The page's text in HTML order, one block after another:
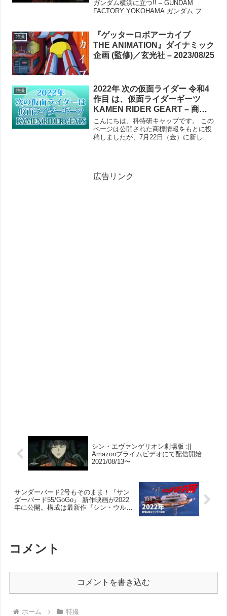
横浜に立つ実物大 機動戦士ガン
ダム メイキング映像集
ガンダム横浜に立つ!! – GUNDAM
FACTORY YOKOHAMA ガンダム ファ
人たちのYouTube動画をアーカイブ...
特撮
『ゲッターロボアーカイブ
THE ANIMATION』ダイナミック
企画 (監修)／玄光社 – 2023/08/25
特撮
2022年 次の仮面ライダー 令和4
作目 は、仮面ライダーギーツ
KAMEN RIDER GEART – 商標
情報にて公開。
こんにちは、科特研キャップです。 この
ページは公開された商標情報をもとに投
稿しましたが、7月22日（金）に新しい
広告リンク
シン・エヴァンゲリオン劇場版 :||
Amazonプライムビデオにて配信開始
2021/08/13〜
サンダーバード2号もそのまま！『サン
ダーバード55/GoGo』 新作映画が2022
年に公開。構成は最新作『シン・ウルト
コメント
コメントを書き込む
ホーム 特撮